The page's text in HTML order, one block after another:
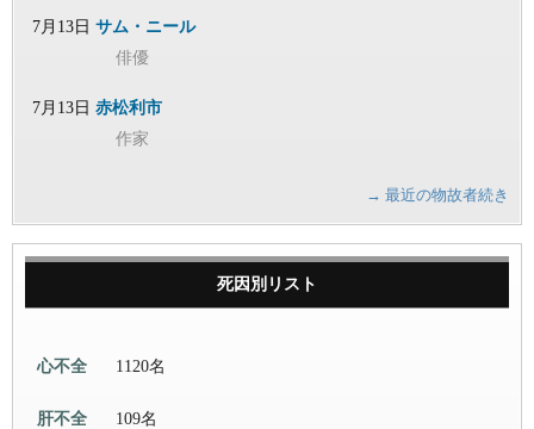
7月13日 サム・ニール
俳優
7月13日 赤松利市
作家
→ 最近の物故者続き
死因別リスト
心不全 1120名
肝不全 109名